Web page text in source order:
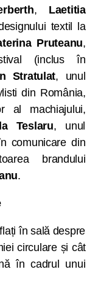
, Laetitia
textil la
Pruteanu,
(inclus în
Stratulat, unul
din România,
al machiajului,
Teslaru, unul
comunicare din
brandului
.
în sală despre
circulare și cât
în cadrul unui